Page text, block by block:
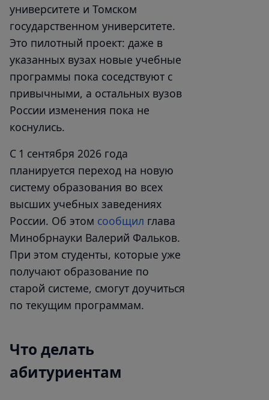
университете и Томском
государственном университете.
Это пилотный проект: даже в
указанных вузах новые учебные
программы пока соседствуют с
привычными, а остальных вузов
России изменения пока не
коснулись.
С 1 сентября 2026 года
планируется переход на новую
систему образования во всех
высших учебных заведениях
России. Об этом сообщил глава
Минобрнауки Валерий Фальков.
При этом студенты, которые уже
получают образование по
старой системе, смогут доучиться
по текущим программам.
Что делать
абитуриентам